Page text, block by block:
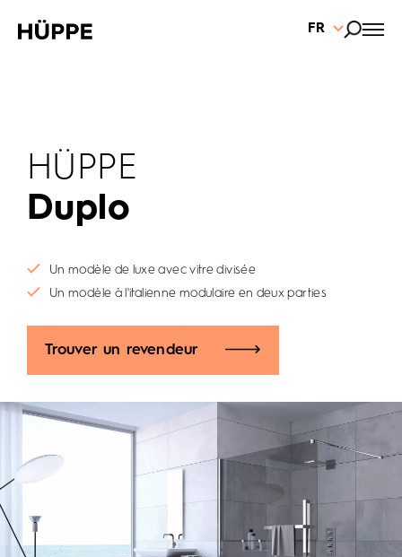
FR
HÜPPE
Duplo
Un modèle de luxe avec vitre divisée
Un modèle à l'italienne modulaire en deux parties
Trouver un revendeur